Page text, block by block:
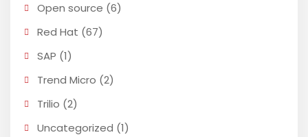
Open source (6)
Red Hat (67)
SAP (1)
Trend Micro (2)
Trilio (2)
Uncategorized (1)